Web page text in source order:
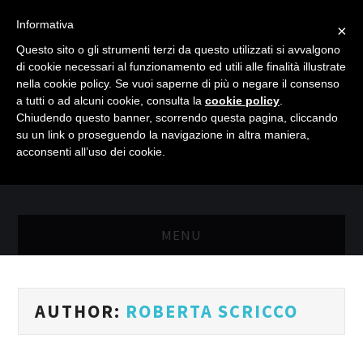
MENU
MASTER MARKETING & RETAIL
AUTHOR: ROBERTA SCRICCO
×
Informativa
Questo sito o gli strumenti terzi da questo utilizzati si avvalgono
di cookie necessari al funzionamento ed utili alle finalità illustrate
nella cookie policy. Se vuoi saperne di più o negare il consenso
a tutti o ad alcuni cookie, consulta la cookie policy
Chiudendo questo banner, scorrendo questa pagina, cliccando
su un link o proseguendo la navigazione in altra maniera,
acconsenti all’uso dei cookie.